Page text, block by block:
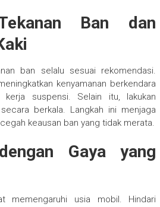
Ban dan
ban selalu sesuai rekomendasi.
kenyamanan berkendara
kerja suspensi. Selain itu, lakukan
berkala. Langkah ini menjaga
keausan ban yang tidak merata.
Gaya yang
memengaruhi usia mobil. Hindari